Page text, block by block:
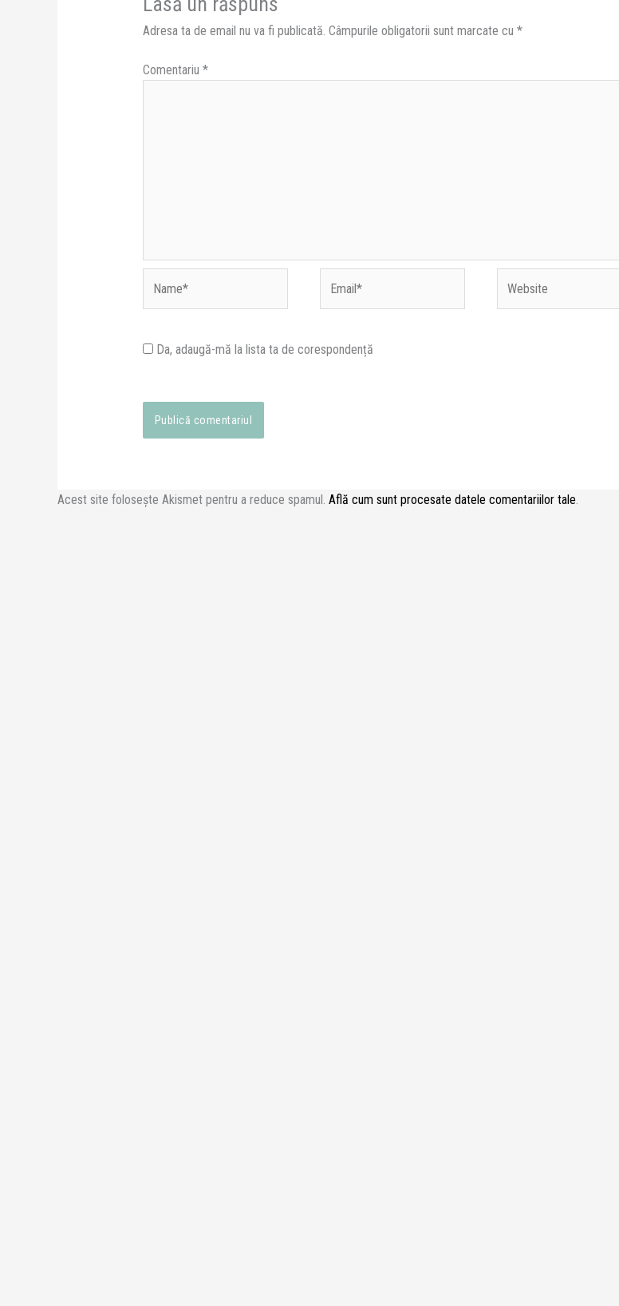
Adresa ta de email nu va fi publicată. Câmpurile obligatorii sunt marcate cu *
Comentariu *
Da, adaugă-mă la lista ta de corespondență
Acest site folosește Akismet pentru a reduce spamul. Află cum sunt procesate datele comentariilor tale.